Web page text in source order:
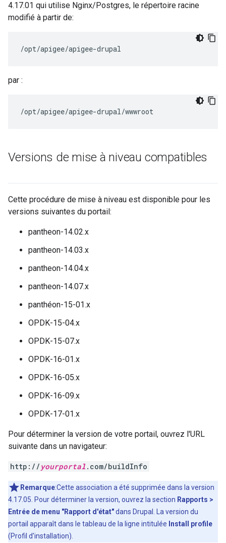
4.17.01 qui utilise Nginx/Postgres, le répertoire racine
modifié à partir de:
/opt/apigee/apigee-drupal
par :
/opt/apigee/apigee-drupal/wwwroot
Versions de mise à niveau compatibles
Cette procédure de mise à niveau est disponible pour les
versions suivantes du portail:
pantheon-14.02.x
pantheon-14.03.x
pantheon-14.04.x
pantheon-14.07.x
panthéon-15-01.x
OPDK-15-04.x
OPDK-15-07.x
OPDK-16-01.x
OPDK-16-05.x
OPDK-16-09.x
OPDK-17-01.x
Pour déterminer la version de votre portail, ouvrez l'URL
suivante dans un navigateur:
http:// yourportal .com/buildInfo
Remarque:Cette association a été supprimée dans la version
4.17.05. Pour déterminer la version, ouvrez la section Rapports >
Entrée de menu "Rapport d'état"dans Drupal. La version du
portail apparaît dans le tableau de la ligne intitulée Install profile
(Profil d'installation).